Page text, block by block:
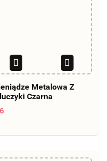
Metalowa Z
Czarna